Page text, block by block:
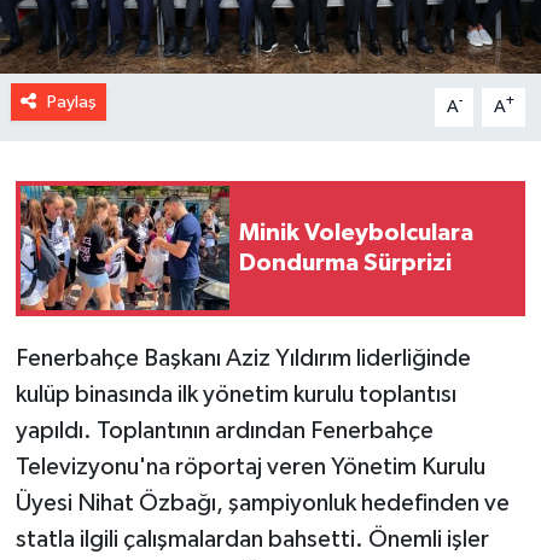
Paylaş A- A+
Minik Voleybolculara
Dondurma Sürprizi
Fenerbahçe Başkanı Aziz Yıldırım liderliğinde
kulüp binasında ilk yönetim kurulu toplantısı
yapıldı. Toplantının ardından Fenerbahçe
Televizyonu'na röportaj veren Yönetim Kurulu
Üyesi Nihat Özbağı, şampiyonluk hedefinden ve
statla ilgili çalışmalardan bahsetti. Önemli işler